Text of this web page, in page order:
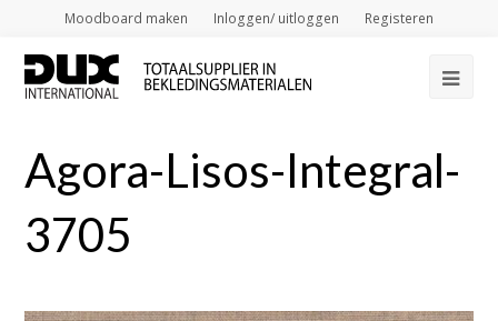
Moodboard maken Inloggen/ uitloggen Registeren
Agora-Lisos-Integral-
3705